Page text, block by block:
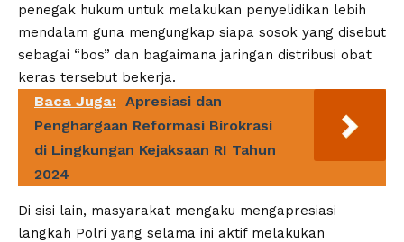
penegak hukum untuk melakukan penyelidikan lebih
mendalam guna mengungkap siapa sosok yang disebut
sebagai “bos” dan bagaimana jaringan distribusi obat
keras tersebut bekerja.‎‎
Baca Juga: Apresiasi dan
Penghargaan Reformasi Birokrasi
di Lingkungan Kejaksaan RI Tahun
2024
Di sisi lain, masyarakat mengaku mengapresiasi
langkah Polri yang selama ini aktif melakukan